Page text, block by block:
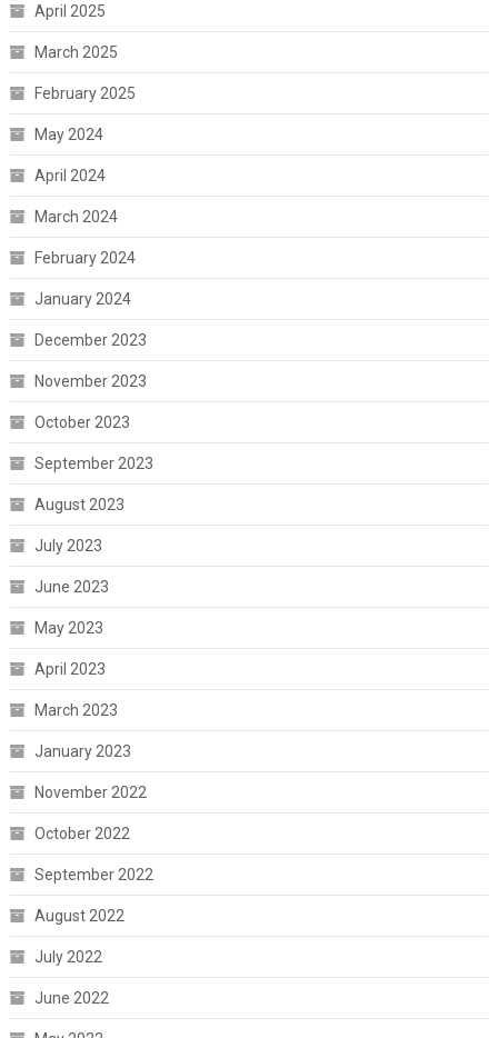
April 2025
March 2025
February 2025
May 2024
April 2024
March 2024
February 2024
January 2024
December 2023
November 2023
October 2023
September 2023
August 2023
July 2023
June 2023
May 2023
April 2023
March 2023
January 2023
November 2022
October 2022
September 2022
August 2022
July 2022
June 2022